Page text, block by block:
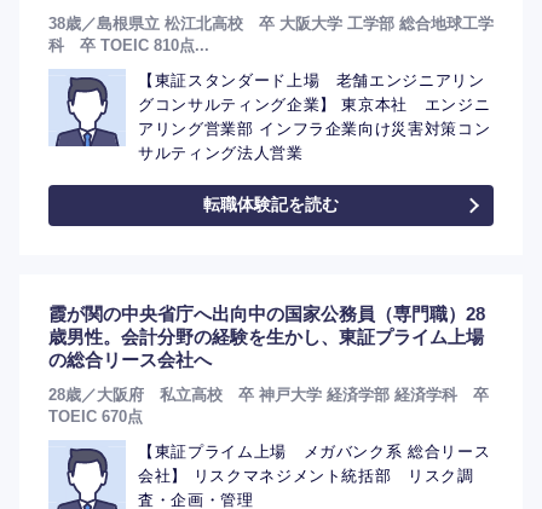
38歳／島根県立 松江北高校 卒 大阪大学 工学部 総合地球工学
科 卒 TOEIC 810点...
【東証スタンダード上場 老舗エンジニアリン
グコンサルティング企業】 東京本社 エンジニ
アリング営業部 インフラ企業向け災害対策コン
サルティング法人営業
転職体験記を読む
霞が関の中央省庁へ出向中の国家公務員（専門職）28
歳男性。会計分野の経験を生かし、東証プライム上場
の総合リース会社へ
28歳／大阪府 私立高校 卒 神戸大学 経済学部 経済学科 卒
TOEIC 670点
【東証プライム上場 メガバンク系 総合リース
会社】 リスクマネジメント統括部 リスク調
査・企画・管理